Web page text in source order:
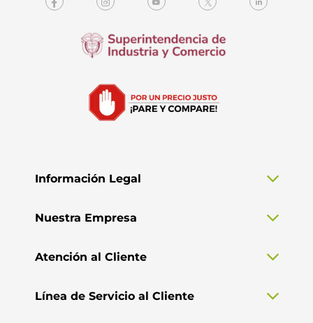
Información Legal
Nuestra Empresa
Atención al Cliente
Línea de Servicio al Cliente